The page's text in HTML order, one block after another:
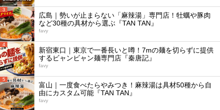
3
広島｜勢いが止まらない「麻辣湯」専門店！牡蠣や豚肉
など30種の具材から選ぶ『TAN TAN』
favy
4
新宿東口｜東京で一番長いと噂！7mの麺を切らずに提供
するビャンビャン麺専門店『秦唐記』
favy
5
富山｜一度食べたらやみつき！麻辣湯は具材50種から自
由にカスタム可能『TAN TAN』
favy